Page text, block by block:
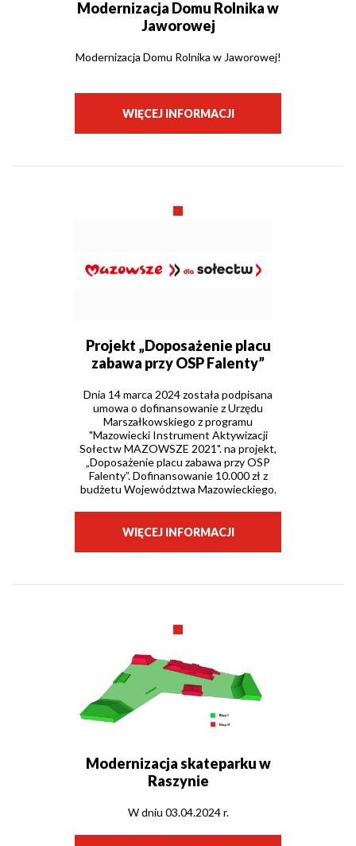
Modernizacja Domu Rolnika w
Jaworowej
Modernizacja Domu Rolnika w Jaworowej!
WIĘCEJ INFORMACJI
Projekt „Doposażenie placu
zabawa przy OSP Falenty”
Dnia 14 marca 2024 została podpisana
umowa o dofinansowanie z Urzędu
Marszałkowskiego z programu
"Mazowiecki Instrument Aktywizacji
Sołectw MAZOWSZE 2021". na projekt,
„Doposażenie placu zabawa przy OSP
Falenty”. Dofinansowanie 10.000 zł z
budżetu Województwa Mazowieckiego.
WIĘCEJ INFORMACJI
Modernizacja skateparku w
Raszynie
W dniu 03.04.2024 r.